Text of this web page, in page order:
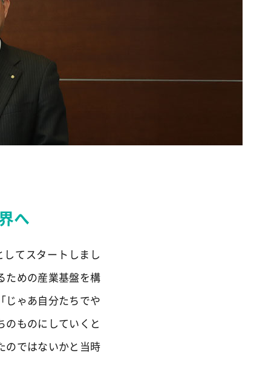
へ
てスタートしまし
ための産業基盤を構
じゃあ自分たちでや
ものにしていくと
のではないかと当時